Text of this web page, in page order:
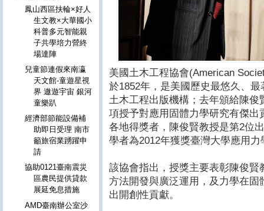
美國土木工程協會(American
於1852年，是美國歷史最悠久、
土木工程出版機構；去年頒給陳
項授予對應用固體力學研究有傑
各地得獎者，陳俊賢教授是第2位
學者為2012年獲獎臺灣大學應用
該協會指出，授獎主要表彰陳俊
方法開發與廣泛運用，及力學在
出開創性貢獻。
鳳山西區扶輪×好人
生文教×大華國小
科普多元智能親
子共學培力營終
場達陣
兒童節連假來南瀛
天文館-童遊星視
界 遨遊宇宙 銀河
童樂趴
經濟部節能設備補
助即日受理 南市
籲旅宿業踴躍申
請
協助0121臺南震災
區農民提供貸款
展延免息措施
AMD臺南辦公室沙